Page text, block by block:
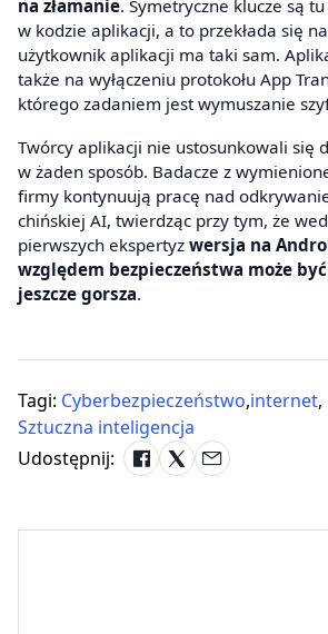
na złamanie. Symetryczne klucze są
w kodzie aplikacji, a to przekłada się
użytkownik aplikacji ma taki sam.
także na wyłączeniu protokołu App
którego zadaniem jest wymuszanie
Twórcy aplikacji nie ustosunkowali się
w żaden sposób. Badacze z
firmy kontynuują pracę nad
chińskiej AI, twierdząc przy tym, że
pierwszych ekspertyz wersja na
względem bezpieczeństwa może
jeszcze gorsza.
Tagi: Cyberbezpieczeństwo,internet,
Sztuczna inteligencja
Udostępnij: